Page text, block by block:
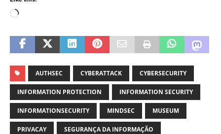
AUTHSEC CYBERATTACK CYBERSECURITY
INFORMATION PROTECTION INFORMATION SECURITY
INFORMATIONSECURITY MINDSEC MUSEUM
PRIVACAY SEGURANÇA DA INFORMAÇÃO